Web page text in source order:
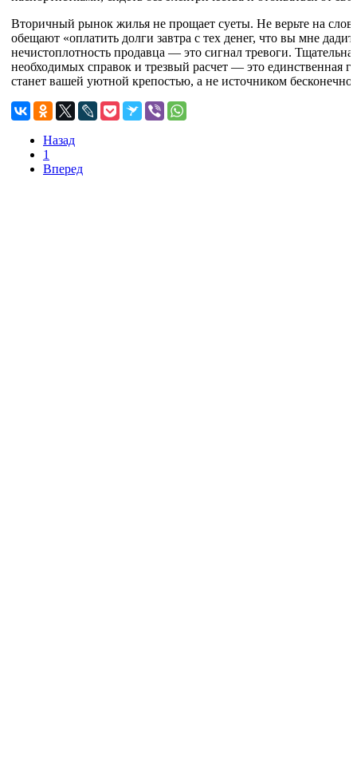
Вторичный рынок жилья не прощает суеты. Не верьте на
обещают «оплатить долги завтра с тех денег, что вы мне
нечистоплотность продавца — это сигнал тревоги.
необходимых справок и трезвый расчет — это единственная
станет вашей уютной крепостью, а не источником
Назад
1
Вперед